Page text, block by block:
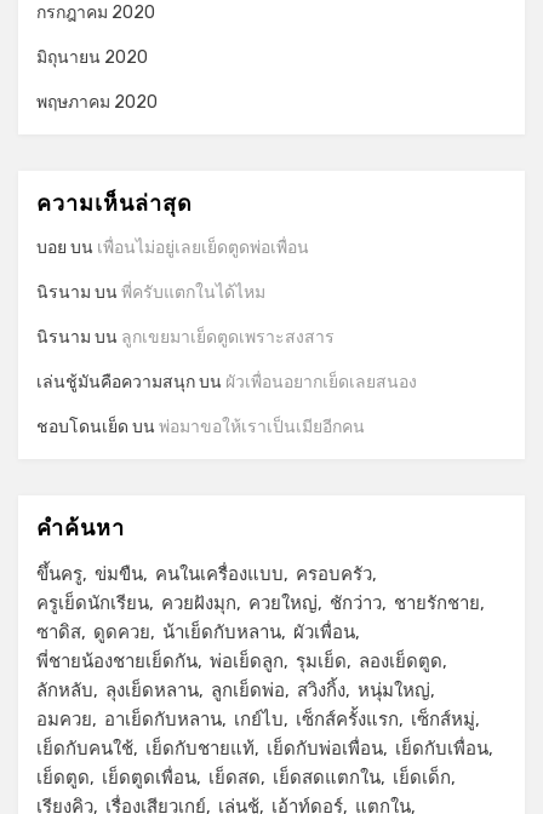
กรกฎาคม 2020
มิถุนายน 2020
พฤษภาคม 2020
ความเห็นล่าสุด
บอย บน เพื่อนไม่อยู่เลยเย็ดตูดพ่อเพื่อน
นิรนาม บนพี่ครับแตกในได้ไหม
นิรนาม บน ลูกเขยมาเย็ดตูดเพราะสงสาร
เล่นชู้มันคือความสนุกบน ผัวเพื่อนอยากเย็ดเลยสนอง
ชอบโดนเย็ด บนพ่อมาขอให้เราเป็นเมียอีกคน
คำค้นหา
ขึ้นครู ข่มขืน คนในเครื่องแบบ
ครอบครัว
ครูเย็ดนักเรียน
ควยฝังมุก ควยใหญ่ ชักว่าว
ชายรักชาย
ซาดิส
ดูดควย น้าเย็ดกับหลาน
ผัวเพื่อน
พี่ชายน้องชายเย็ดกัน พ่อเย็ดลูก รุมเย็ด
ลองเย็ดตูด
ลักหลับ
ลุงเย็ดหลาน ลูกเย็ดพ่อ สวิงกิ้ง หนุ่มใหญ่
อมควย
อาเย็ดกับหลาน เกย์ไบ เซ็กส์ครั้งแรก
เซ็กส์หมู่
เย็ดกับคนใช้
เย็ดกับชายแท้ เย็ดกับพ่อเพื่อน
เย็ดกับเพื่อน
เย็ดตูด
เย็ดตูดเพื่อน เย็ดสด เย็ดสดแตกใน
เย็ดเด็ก
เรียงคิว
เรื่องเสียวเกย์ เล่นชู้ เอ้าท์ดอร์ แตกใน